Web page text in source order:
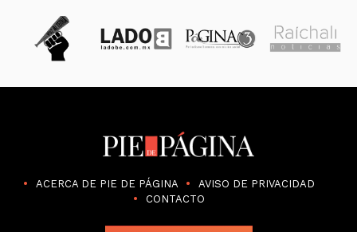
ACERCA DE PIE DE PÁGINA
AVISO DE PRIVACIDAD
CONTACTO